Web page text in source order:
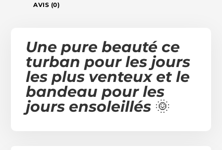
AVIS (0)
Une pure beauté ce
turban pour les jours
les plus venteux et le
bandeau pour les
jours ensoleillés 🌞